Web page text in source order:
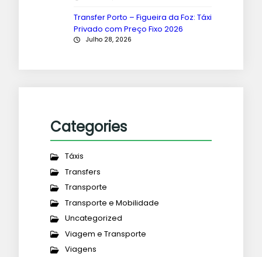
Transfer Porto – Figueira da Foz: Táxi
Privado com Preço Fixo 2026
Julho 28, 2026
Categories
Táxis
Transfers
Transporte
Transporte e Mobilidade
Uncategorized
Viagem e Transporte
Viagens